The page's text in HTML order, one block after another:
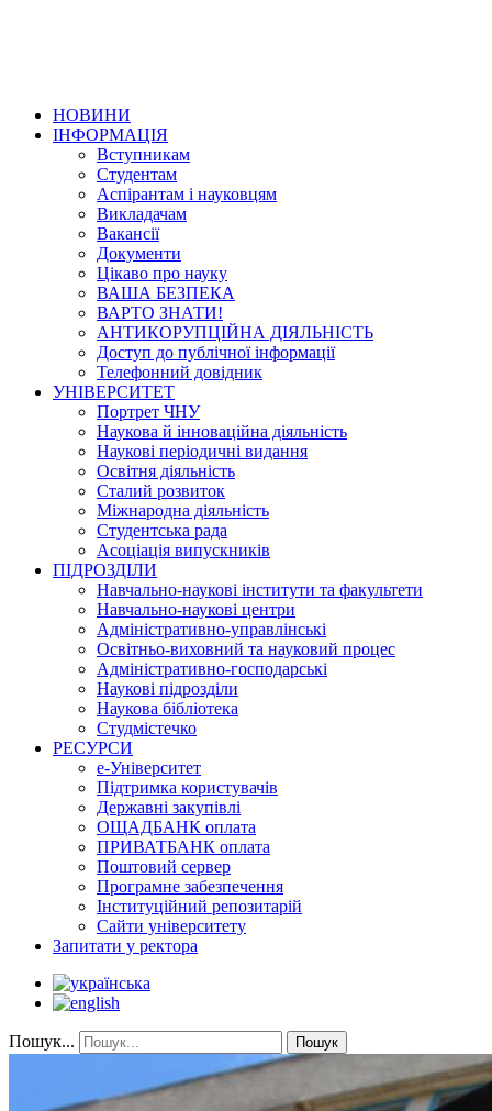
НОВИНИ
ІНФОРМАЦІЯ
Вступникам
Студентам
Аспірантам і науковцям
Викладачам
Вакансії
Документи
Цікаво про науку
ВАША БЕЗПЕКА
ВАРТО ЗНАТИ!
АНТИКОРУПЦІЙНА ДІЯЛЬНІСТЬ
Доступ до публічної інформації
Телефонний довідник
УНІВЕРСИТЕТ
Портрет ЧНУ
Наукова й інноваційна діяльність
Наукові періодичні видання
Освітня діяльність
Сталий розвиток
Міжнародна діяльність
Студентська рада
Асоціація випускників
ПІДРОЗДІЛИ
Навчально-наукові інститути та факультети
Навчально-наукові центри
Адміністративно-управлінські
Освітньо-виховний та науковий процес
Адміністративно-господарські
Наукові підрозділи
Наукова бібліотека
Студмістечко
РЕСУРСИ
е-Університет
Підтримка користувачів
Державні закупівлі
ОЩАДБАНК оплата
ПРИВАТБАНК оплата
Поштовий сервер
Програмне забезпечення
Інституційний репозитарій
Сайти університету
Запитати у ректора
Пошук... Пошук